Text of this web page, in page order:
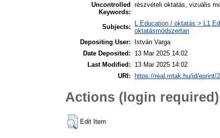
Uncontrolled
Keywords:
részvételi oktatás, vizuális
Subjects:
L Education / oktatás > L1
oktatásmódszertan
Depositing User:
István Varga
Date Deposited:
13 Mar 2025 14:02
Last Modified:
13 Mar 2025 14:02
URI:
https://real.mtak.hu/id/eprint/
Actions (login required)
Edit Item